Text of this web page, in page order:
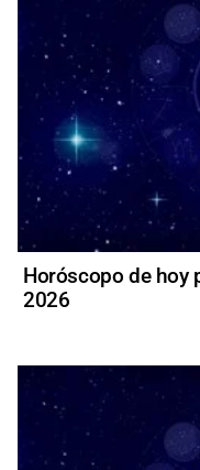
Horóscopo de hoy
2026